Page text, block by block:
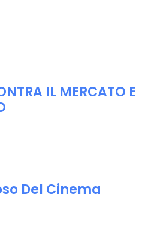
IL MERCATO E
Del Cinema